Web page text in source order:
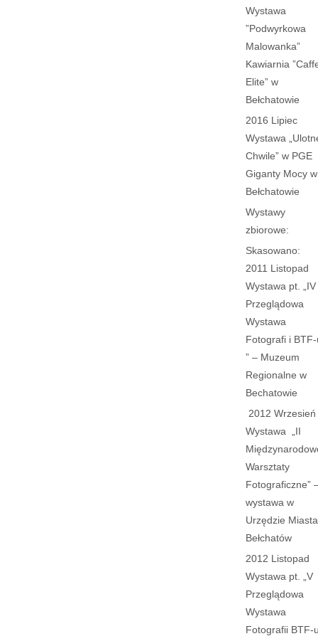
Wystawa
”Podwyrkowa
Malowanka”
Kawiarnia
Elite” w
Bełchatowie
2016 Lipiec
Wystawa
Chwile” w PGE
Giganty Mocy w
Bełchatowie
Wystawy
zbiorowe:
Skasowano:
2011 Listopad
Wystawa pt. „IV
Przeglądowa
Wystawa
Fotografi i
” – Muzeum
Regionalne w
Bechatowie
2012 Wrzesień
Wystawa „II
Warsztaty
Fotograficzne”
wystawa w
Urzędzie Miasta
Bełchatów
2012 Listopad
Wystawa pt. „V
Przeglądowa
Wystawa
Fotografii BTF-